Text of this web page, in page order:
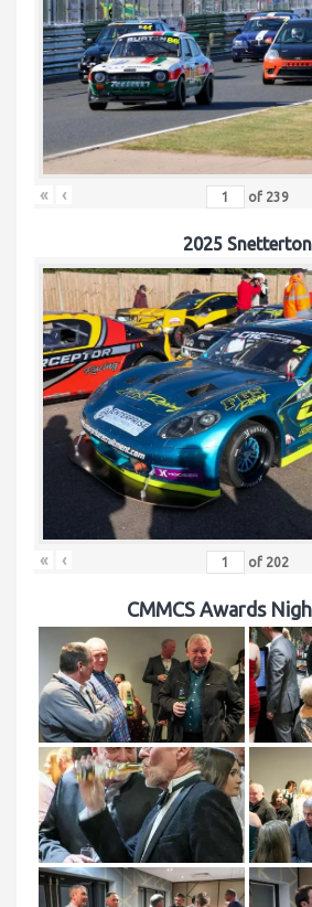
« ‹ of 239
2025 Snetterton
« ‹ of 202
CMMCS Awards